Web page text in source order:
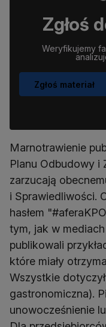
Zgłoś
Weryfikujemy
Zgłoś materiał
Marnotrawienie
Planu Odbudowy i
zarzucają
i Sprawiedliwości.
hasłem
tym, jak w
publikowali
które miały
Wszystkie
gastronomiczna).
unowocześnienie